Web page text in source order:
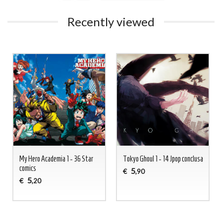
Recently viewed
My Hero Academia 1 - 36 Star
comics
€ 5,20
Tokyo Ghoul 1 - 14 Jpop conclusa
€ 5,90